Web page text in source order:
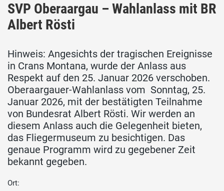
SVP Oberaargau – Wahlanlass mit BR
Albert Rösti
Hinweis: Angesichts der tragischen Ereignisse
in Crans Montana, wurde der Anlass aus
Respekt auf den 25. Januar 2026 verschoben.
Oberaargauer-Wahlanlass vom Sonntag, 25.
Januar 2026, mit der bestätigten Teilnahme
von Bundesrat Albert Rösti. Wir werden an
diesem Anlass auch die Gelegenheit bieten,
das Fliegermuseum zu besichtigen. Das
genaue Programm wird zu gegebener Zeit
bekannt gegeben.
Ort: